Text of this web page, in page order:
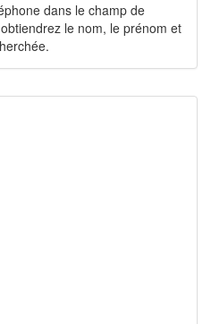
dans le champ de
le nom, le prénom et